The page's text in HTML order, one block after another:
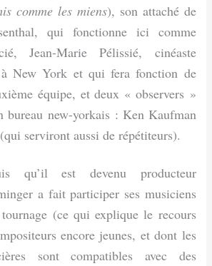
comme les miens), son attaché de
qui fonctionne ici comme
Jean-Marie Pélissié, cinéaste
New York et qui fera fonction de
équipe, et deux « observers »
bureau new-yorkais : Ken Kaufman
serviront aussi de répétiteurs).
qu’il est devenu producteur
a fait participer ses musiciens
(ce qui explique le recours
encore jeunes, et dont les
sont compatibles avec des